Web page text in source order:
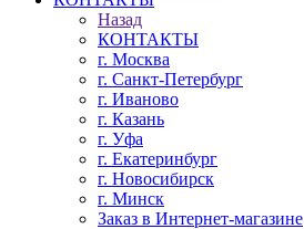
Назад
КОНТАКТЫ
г. Москва
г. Санкт-Петербург
г. Иваново
г. Казань
г. Уфа
г. Екатеринбург
г. Новосибирск
г. Минск
Заказ в Интернет-магазине